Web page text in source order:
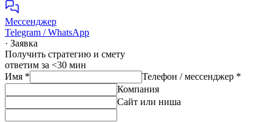
Мессенджер
Telegram / WhatsApp
· Заявка
Получить стратегию и смету
ответим за <30 мин
Имя * Телефон / мессенджер *
Компания
Сайт или ниша